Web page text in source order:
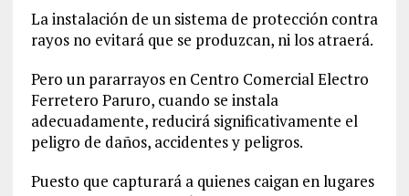
La instalación de un sistema de protección contra
rayos no evitará que se produzcan, ni los atraerá.
Pero un pararrayos en Centro Comercial Electro
Ferretero Paruro, cuando se instala
adecuadamente, reducirá significativamente el
peligro de daños, accidentes y peligros.
Puesto que capturará a quienes caigan en lugares